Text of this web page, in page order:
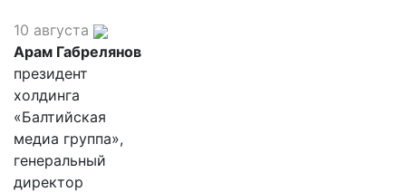
10 августа
Арам Габрелянов
президент
холдинга
«Балтийская
медиа группа»,
генеральный
директор